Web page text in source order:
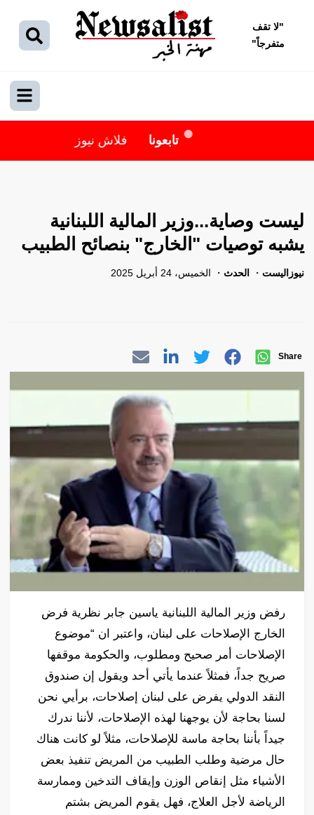
"لا تقف
متفرجاً"
تابعونا فلاش نيوز
ليست وصاية...وزير المالية اللبنانية
يشبه توصيات "الخارج" بنصائح الطبيب
نيوزاليست الحدث الخميس، 24 أبريل 2025
Share
رفض وزير المالية اللبنانية ياسين جابر نظرية فرض
الخارج الإصلاحات على لبنان، واعتبر ان “موضوع
الإصلاحات أمر صحيح ومطلوب، والحكومة موقفها
صريح جداً، فمثلاً عندما يأتي أحد ويقول إن صندوق
النقد الدولي يفرض على لبنان إصلاحات، برأيي نحن
لسنا بحاجة لأن يوجهنا لهذه الإصلاحات، لأننا ندرك
جيداً بأننا بحاجة ماسة للإصلاحات، مثلاً لو كانت هناك
حال مرضية وطلب الطبيب من المريض تنفيذ بعض
الأشياء مثل إنقاص الوزن وإيقاف التدخين وممارسة
الرياضة لأجل العلاج، فهل يقوم المريض بشتم